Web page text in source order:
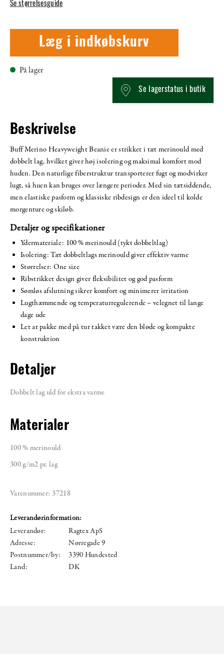
Se størrelsesguide
Læg i indkøbskurv
På lager
Se lagerstatus i butik
Beskrivelse
Buff Merino Heavyweight Beanie er strikket i tæt merinould med
dobbelt lag, hvilket giver høj isolering og maksimal komfort mod
huden. Den naturlige fiberstruktur transporterer fugt og modvirker
lugt, så huen kan bruges over længere perioder. Med sin tætsiddende,
men elastiske pasform og klassiske ribdesign er den ideel til kolde
morgenture og skiløb.
Detaljer og specifikationer
Ydermateriale: 100 % merinould (tykt dobbeltlag)
Isolering: Tæt dobbeltlags merinould giver effektiv varme
Størrelser: One size
Ribstrikket design giver fleksibilitet og god pasform
Sømløs afslutning sikrer komfort og minimerer irritation
Lugthæmmende og temperaturregulerende – velegnet til lange
dage ude
Let at pakke med på tur takket være den bløde og kompakte
konstruktion
Detaljer
Dobbelt lag uld for ekstra varme
Materialer
100 % merinould
300 g/m2 pr. lag
Varenummer: 37218
Leverandørinformation:
Leverandør:
Ragtex ApS
Adresse:
Nørregade 9
Postnummer/by:
3390 Hundested
Land:
DK